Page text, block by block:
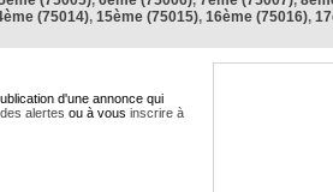
(75014), 15ème (75015), 16ème (75016),
d'une annonce qui
alertes ou à vous inscrire à